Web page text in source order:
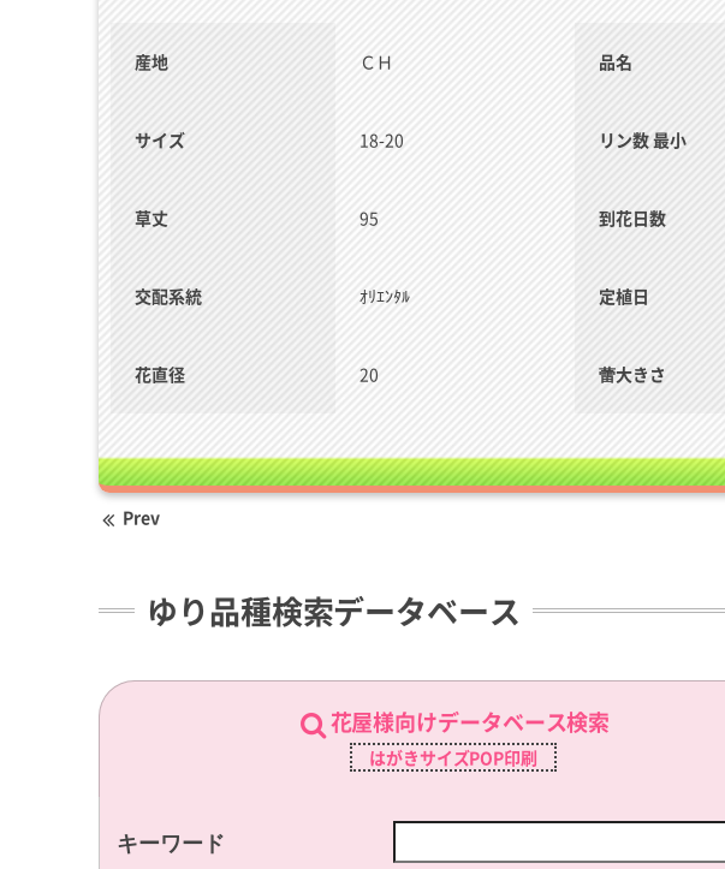
産地 ＣＨ 品名
サイズ 18-20 リン数 最小
草丈 95 到花日数
交配系統 ｵﾘｴﾝﾀﾙ 定植日
花直径 20 蕾大きさ
Prev
ゆり品種検索データベース
花屋様向けデータベース検索
はがきサイズPOP印刷
キーワード